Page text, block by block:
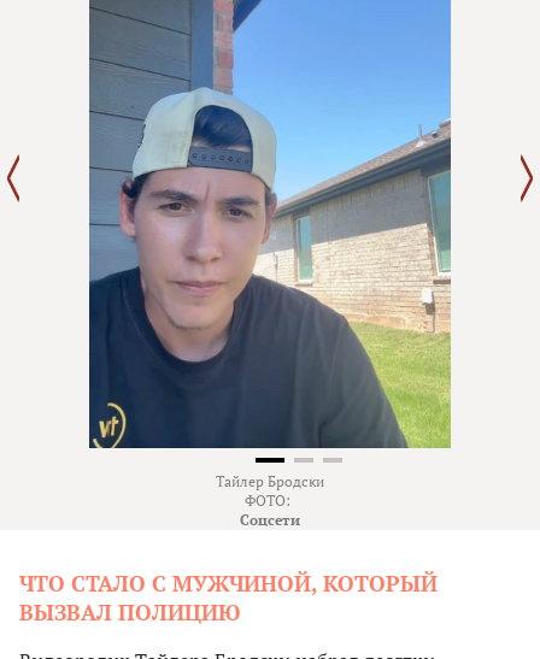
Тайлер Бродски
ФОТО:
Соцсети
ЧТО СТАЛО С МУЖЧИНОЙ, КОТОРЫЙ
ВЫЗВАЛ ПОЛИЦИЮ